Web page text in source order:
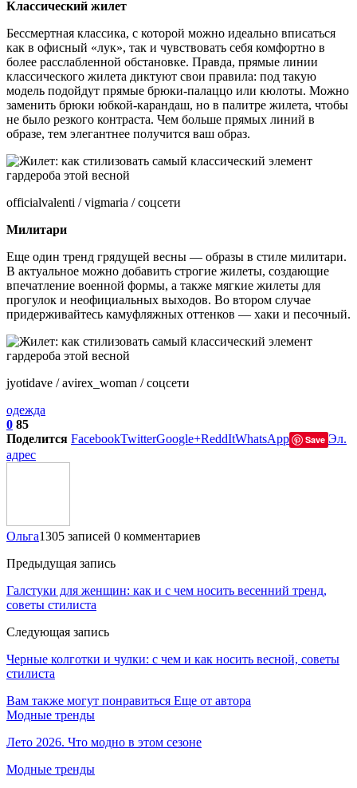
Классический жилет
Бессмертная классика, с которой можно идеально вписаться
как в офисный «лук», так и чувствовать себя комфортно в
более расслабленной обстановке. Правда, прямые линии
классического жилета диктуют свои правила: под такую
модель подойдут прямые брюки-палаццо или кюлоты. Можно
заменить брюки юбкой-карандаш, но в палитре жилета, чтобы
не было резкого контраста. Чем больше прямых линий в
образе, тем элегантнее получится ваш образ.
officialvalenti / vigmaria / соцсети
Милитари
Еще один тренд грядущей весны — образы в стиле милитари.
В актуальное можно добавить строгие жилеты, создающие
впечатление военной формы, а также мягкие жилеты для
прогулок и неофициальных выходов. Во втором случае
придерживайтесь камуфляжных оттенков — хаки и песочный.
jyotidave / avirex_woman / соцсети
одежда
0 85
Поделится FacebookTwitterGoogle+ReddItWhatsApp Save Эл.
адрес
Ольга1305 записей 0 комментариев
Предыдущая запись
Галстуки для женщин: как и с чем носить весенний тренд,
советы стилиста
Следующая запись
Черные колготки и чулки: с чем и как носить весной, советы
стилиста
Вам также могут понравиться Еще от автора
Модные тренды
Лето 2026. Что модно в этом сезоне
Модные тренды